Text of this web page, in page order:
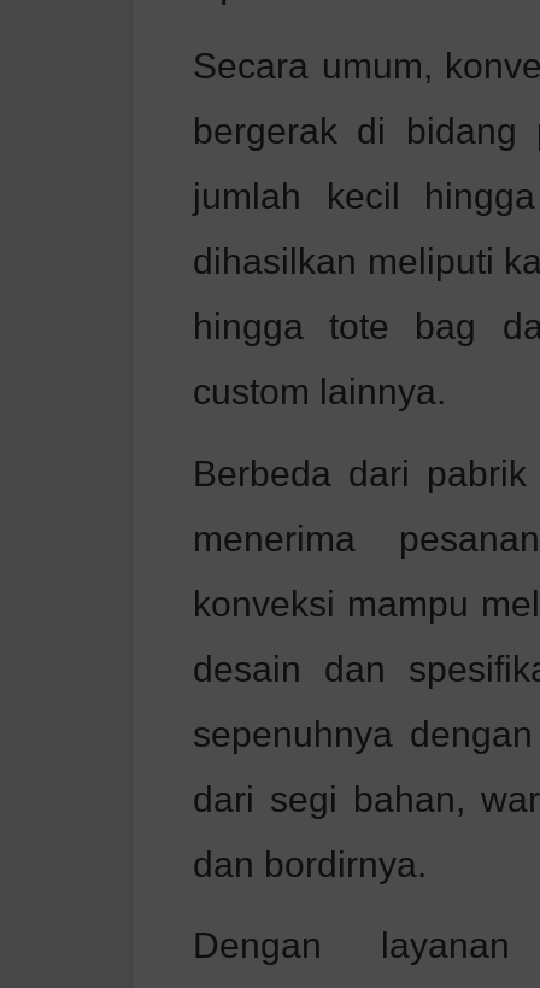
Secara umum,
bergerak di bidang
jumlah kecil
dihasilkan meliputi
hingga tote bag
custom lainnya.
Berbeda dari
menerima
konveksi mampu
desain dan
sepenuhnya
dari segi bahan,
dan bordirnya.
Dengan